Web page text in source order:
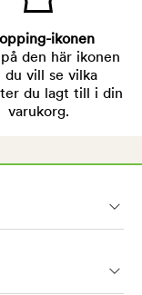
ikonen
den här ikonen
du vill se vilka
du lagt till i din
varukorg.